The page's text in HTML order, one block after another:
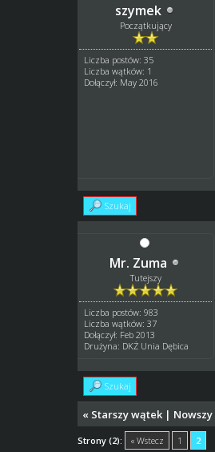
szymek
Początkujący
Liczba postów: 35
Liczba wątków: 1
Dołączył: May 2016
Szukaj
Mr. Zuma
Tutejszy
Liczba postów: 983
Liczba wątków: 37
Dołączył: Feb 2013
Drużyna: DKŻ Unia Dębica
Szukaj
« Starszy wątek |
Strony (2): « Wstecz 1 2